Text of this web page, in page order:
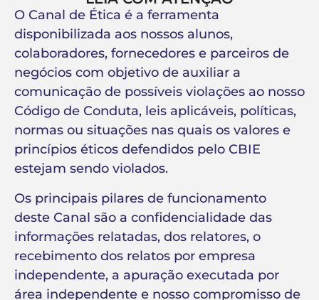
O Canal de Ética é a ferramenta
disponibilizada aos nossos alunos,
colaboradores, fornecedores e parceiros de
negócios com objetivo de auxiliar a
comunicação de possíveis violações ao nosso
Código de Conduta, leis aplicáveis, políticas,
normas ou situações nas quais os valores e
princípios éticos defendidos pelo CBIE
estejam sendo violados.
Os principais pilares de funcionamento
deste Canal são a confidencialidade das
informações relatadas, dos relatores, o
recebimento dos relatos por empresa
independente, a apuração executada por
área independente e nosso compromisso de